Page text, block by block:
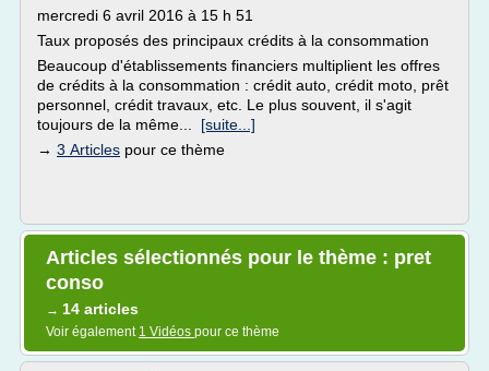
mercredi 6 avril 2016 à 15 h 51
Taux proposés des principaux crédits à la consommation
Beaucoup d'établissements financiers multiplient les offres
de crédits à la consommation : crédit auto, crédit moto, prêt
personnel, crédit travaux, etc. Le plus souvent, il s'agit
toujours de la même... [suite...]
→ 3 Articles pour ce thème
Articles sélectionnés pour le thème : pret
conso
→ 14 articles
Voir également 1 Vidéos pour ce thème